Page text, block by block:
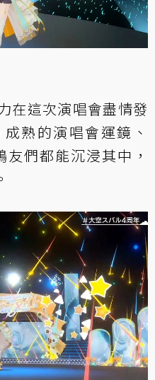
在這次演唱會盡情發
熟的演唱會運鏡、
們都能沉浸其中，